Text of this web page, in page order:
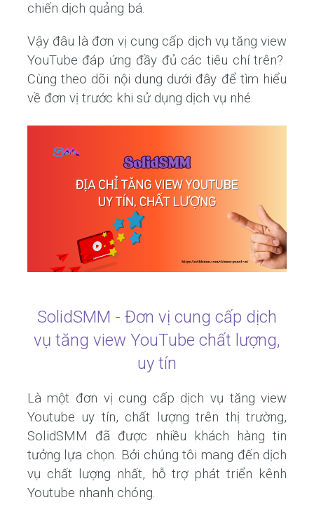
chiến dịch quảng bá.
Vậy đâu là đơn vị cung cấp dịch vụ tăng view
YouTube đáp ứng đầy đủ các tiêu chí trên?
Cùng theo dõi nội dung dưới đây để tìm hiểu
về đơn vị trước khi sử dụng dịch vụ nhé.
SolidSMM - Đơn vị cung cấp dịch
vụ tăng view YouTube chất lượng,
uy tín
Là một đơn vị cung cấp dịch vụ tăng view
Youtube uy tín, chất lượng trên thị trường,
SolidSMM đã được nhiều khách hàng tin
tưởng lựa chọn. Bởi chúng tôi mang đến dịch
vụ chất lượng nhất, hỗ trợ phát triển kênh
Youtube nhanh chóng.